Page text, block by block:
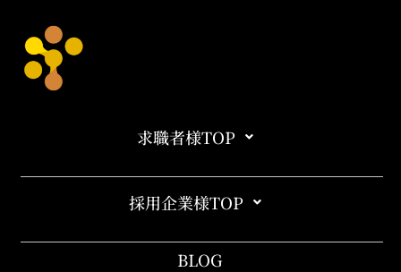
求職者様TOP
採用企業様TOP
BLOG